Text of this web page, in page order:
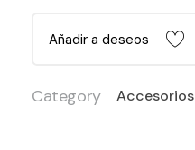
Añadir a deseos
Category Accesorios